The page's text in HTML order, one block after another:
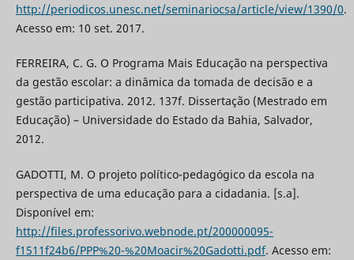
http://periodicos.unesc.net/seminariocsa/article/view/1390/0.
Acesso em: 10 set. 2017.
FERREIRA, C. G. O Programa Mais Educação na perspectiva
da gestão escolar: a dinâmica da tomada de decisão e a
gestão participativa. 2012. 137f. Dissertação (Mestrado em
Educação) – Universidade do Estado da Bahia, Salvador,
2012.
GADOTTI, M. O projeto político-pedagógico da escola na
perspectiva de uma educação para a cidadania. [s.a].
Disponível em:
http://files.professorivo.webnode.pt/200000095-
f1511f24b6/PPP%20-%20Moacir%20Gadotti.pdf. Acesso em: